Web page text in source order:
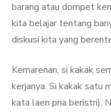
barang atau dompet
kita belajar tentang
diskusi kita yang
Kemarenan, si kakak
kerjanya. Si kakak satu
kata laen pria beristri).